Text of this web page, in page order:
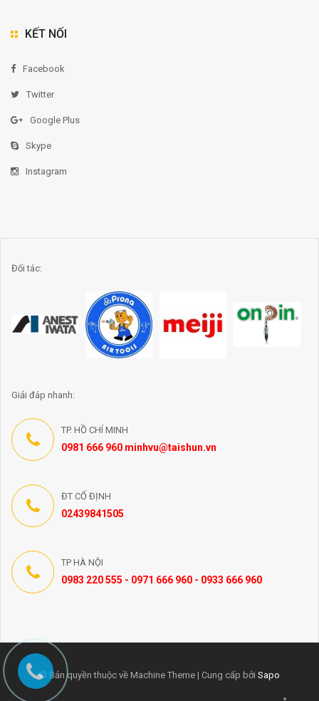
KẾT NỐI
Facebook
Twitter
Google Plus
Skype
Instagram
Đối tác:
Giải đáp nhanh:
TP. HỒ CHÍ MINH
0981 666 960 minhvu@taishun.vn
ĐT CỐ ĐỊNH
02439841505
TP HÀ NỘI
0983 220 555 - 0971 666 960 - 0933 666 960
© Bản quyền thuộc về Machine Theme | Cung cấp bởi Sapo